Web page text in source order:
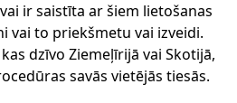
ir saistīta ar šiem lietošanas
vai to priekšmetu vai izveidi.
dzīvo Ziemeļīrijā vai Skotijā,
savās vietējās tiesās.